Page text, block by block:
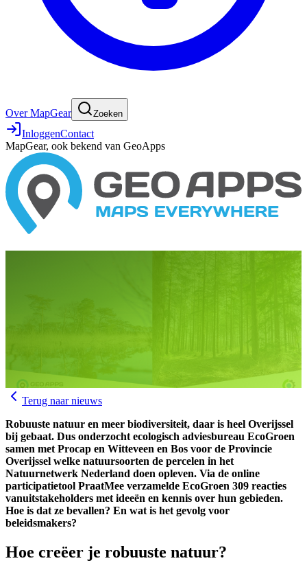
Over MapGear Zoeken
InloggenContact
MapGear, ook bekend van GeoApps
30 september 2025
GeoApps Team
Terug naar nieuws
Robuuste natuur en meer biodiversiteit, daar is heel Overijssel
bij gebaat. Dus onderzocht ecologisch adviesbureau EcoGroen
samen met Procap en Witteveen en Bos voor de Provincie
Overijssel welke natuursoorten de percelen in het
Natuurnetwerk Nederland doen opleven. Via de online
participatietool PraatMee verzamelde EcoGroen 309 reacties
vanuitstakeholders met ideeën en kennis over hun gebieden.
Hoe is dat ze bevallen? En wat is het gevolg voor
beleidsmakers?
Hoe creëer je robuuste natuur?